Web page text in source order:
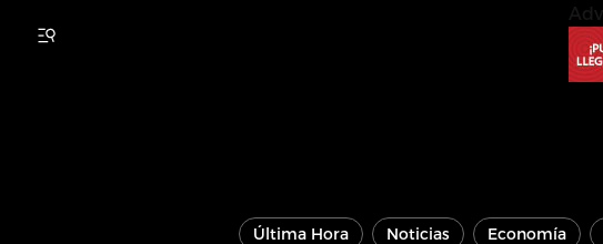
Última Hora Noticias Economía